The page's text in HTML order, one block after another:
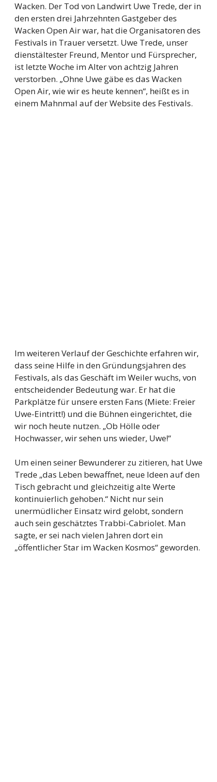
Wacken. Der Tod von Landwirt Uwe Trede, der in
den ersten drei Jahrzehnten Gastgeber des
Wacken Open Air war, hat die Organisatoren des
Festivals in Trauer versetzt. Uwe Trede, unser
dienstältester Freund, Mentor und Fürsprecher,
ist letzte Woche im Alter von achtzig Jahren
verstorben. „Ohne Uwe gäbe es das Wacken
Open Air, wie wir es heute kennen“, heißt es in
einem Mahnmal auf der Website des Festivals.
Im weiteren Verlauf der Geschichte erfahren wir,
dass seine Hilfe in den Gründungsjahren des
Festivals, als das Geschäft im Weiler wuchs, von
entscheidender Bedeutung war. Er hat die
Parkplätze für unsere ersten Fans (Miete: Freier
Uwe-Eintritt!) und die Bühnen eingerichtet, die
wir noch heute nutzen. „Ob Hölle oder
Hochwasser, wir sehen uns wieder, Uwe!“
Um einen seiner Bewunderer zu zitieren, hat Uwe
Trede „das Leben bewaffnet, neue Ideen auf den
Tisch gebracht und gleichzeitig alte Werte
kontinuierlich gehoben.“ Nicht nur sein
unermüdlicher Einsatz wird gelobt, sondern
auch sein geschätztes Trabbi-Cabriolet. Man
sagte, er sei nach vielen Jahren dort ein
„öffentlicher Star im Wacken Kosmos“ geworden.